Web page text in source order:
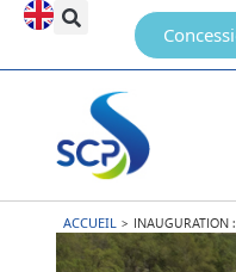
ACCUEIL > INAUGURATION